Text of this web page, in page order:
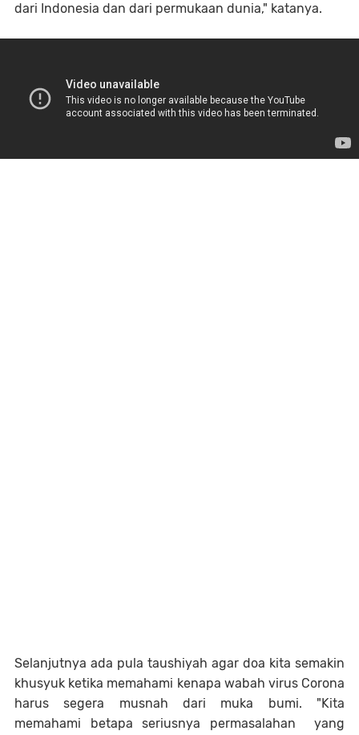
dari Indonesia dan dari permukaan dunia," katanya.
Selanjutnya ada pula taushiyah agar doa kita semakin
khusyuk ketika memahami kenapa wabah virus Corona
harus segera musnah dari muka bumi. "Kita
memahami betapa seriusnya permasalahan yang